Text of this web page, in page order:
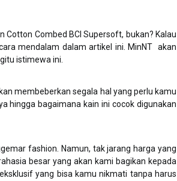
Cotton Combed BCI Supersoft, bukan? Kalau
mendalam dalam artikel ini. MinNT akan
istimewa ini.
membeberkan segala hal yang perlu kamu
hingga bagaimana kain ini cocok digunakan
fashion. Namun, tak jarang harga yang
besar yang akan kami bagikan kepada
yang bisa kamu nikmati tanpa harus